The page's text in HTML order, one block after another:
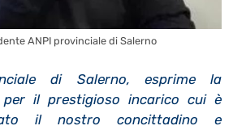
ANPI provinciale di Salerno
di Salerno, esprime la
per il prestigioso incarico cui è
il nostro concittadino e